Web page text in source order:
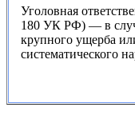
Уголовная
180 УК РФ) — в
крупного ущерба
систематического